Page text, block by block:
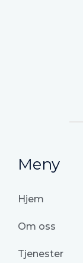
Meny
Hjem
Om oss
Tjenester